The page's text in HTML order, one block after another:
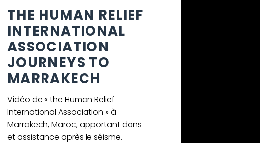
THE HUMAN RELIEF
INTERNATIONAL
ASSOCIATION
JOURNEYS TO
MARRAKECH
Vidéo de « the Human Relief
International Association » à
Marrakech, Maroc, apportant dons
et assistance après le séisme.